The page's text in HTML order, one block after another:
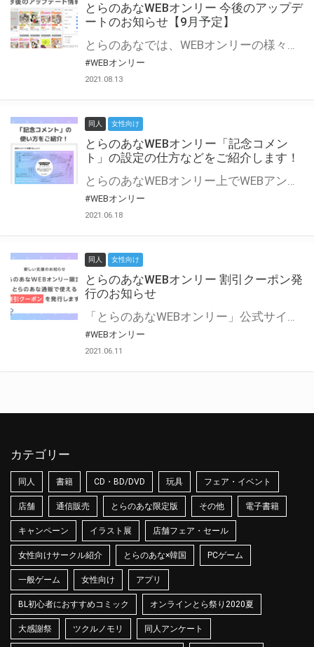
とらのあなWEBオンリー 今後のアップデ
ートのお知らせ【9月予定】
とらのあなでは、WEBオンリーの様々な支援を実施しています。 今回は2021年9月に実装を予定しているアップデート情報についてご紹介いたします。 とらのあなWEBオンリーサイトはこちら
#WEBオンリー
2021.08.13
同人 女性向け
とらのあなWEBオンリー「記念コメン
ト」の設定の仕方などをご紹介します！
とらのあなWEBオンリー上でWEBアンソロジーが作成できる「記念コメント」について、その使い方や作成手順を解説します！ 支援タイプを「サークル参加型」「サークル参加型・マルシェ(イベント会場)機能付き」でお申し込みいただいている主催者様はぜひご活用ください♪ とらのあなWEBオンリーサイトはこちら
#WEBオンリー
2021.06.18
同人 女性向け
とらのあなWEBオンリー 割引クーポン発
行のお知らせ
「とらのあなWEBオンリー」公式サイトでとらのあな通販の「割引クーポン」を配布中！ イベントごとに開催当日限定で使える割引クーポンのシリアルコードを発行します。 とらのあなWEBオンリーのページをチェックして、イベント当日にお得にお買い物を楽しみましょう♪ ※本キャンペーンは予告なく終了する場合がございます。 とらのあなWEBオンリーサイトはこちら
#WEBオンリー
2021.06.11
カテゴリー
同人 書籍 CD・BD/DVD 玩具 フェア・イベント
店舗 通信販売 とらのあな限定版 その他 電子書籍
キャンペーン イラスト展 店舗フェア・セール
女性向けサークル紹介 とらのあな×韓国 PCゲーム
一般ゲーム 女性向け アプリ
BL初心者におすすめコミック オンラインとら祭り2020夏
大感謝祭 ツクルノモリ 同人アンケート